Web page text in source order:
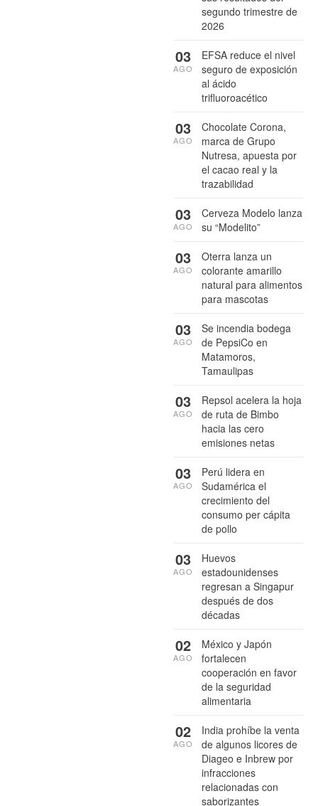
segundo trimestre de
2026
EFSA reduce el nivel
seguro de exposición
al ácido
trifluoroacético
03
AGO
Chocolate Corona,
marca de Grupo
Nutresa, apuesta por
el cacao real y la
trazabilidad
03
AGO
Cerveza Modelo lanza
su “Modelito”
03
AGO
Oterra lanza un
colorante amarillo
natural para alimentos
para mascotas
03
AGO
Se incendia bodega
de PepsiCo en
Matamoros,
Tamaulipas
03
AGO
Repsol acelera la hoja
de ruta de Bimbo
hacia las cero
emisiones netas
03
AGO
Perú lidera en
Sudamérica el
crecimiento del
consumo per cápita
de pollo
03
AGO
Huevos
estadounidenses
regresan a Singapur
después de dos
décadas
03
AGO
México y Japón
fortalecen
cooperación en favor
de la seguridad
alimentaria
02
AGO
India prohíbe la venta
de algunos licores de
Diageo e Inbrew por
infracciones
relacionadas con
saborizantes
02
AGO